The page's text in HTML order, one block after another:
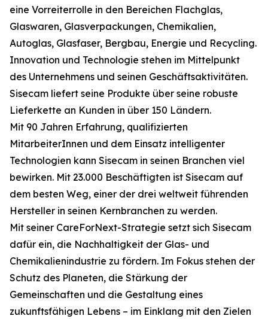
eine Vorreiterrolle in den Bereichen Flachglas,
Glaswaren, Glasverpackungen, Chemikalien,
Autoglas, Glasfaser, Bergbau, Energie und Recycling.
Innovation und Technologie stehen im Mittelpunkt
des Unternehmens und seinen Geschäftsaktivitäten.
Sisecam liefert seine Produkte über seine robuste
Lieferkette an Kunden in über 150 Ländern.
Mit 90 Jahren Erfahrung, qualifizierten
MitarbeiterInnen und dem Einsatz intelligenter
Technologien kann Sisecam in seinen Branchen viel
bewirken. Mit 23.000 Beschäftigten ist Sisecam auf
dem besten Weg, einer der drei weltweit führenden
Hersteller in seinen Kernbranchen zu werden.
Mit seiner CareForNext-Strategie setzt sich Sisecam
dafür ein, die Nachhaltigkeit der Glas- und
Chemikalienindustrie zu fördern. Im Fokus stehen der
Schutz des Planeten, die Stärkung der
Gemeinschaften und die Gestaltung eines
zukunftsfähigen Lebens – im Einklang mit den Zielen